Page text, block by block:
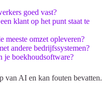
goed vast?
klant op het punt staat te
meeste omzet opleveren?
andere bedrijfssystemen?
je boekhoudsoftware?
van AI en kan fouten bevatten.